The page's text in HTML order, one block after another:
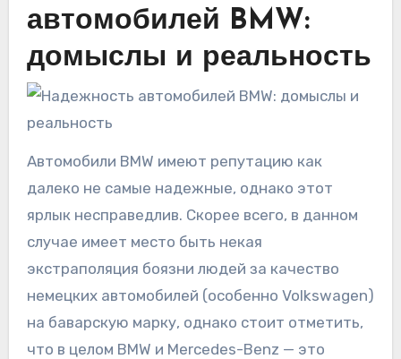
автомобилей BMW:
домыслы и реальность
Автомобили BMW имеют репутацию как
далеко не самые надежные, однако этот
ярлык несправедлив. Скорее всего, в данном
случае имеет место быть некая
экстраполяция боязни людей за качество
немецких автомобилей (особенно Volkswagen)
на баварскую марку, однако стоит отметить,
что в целом BMW и Mercedes-Benz — это